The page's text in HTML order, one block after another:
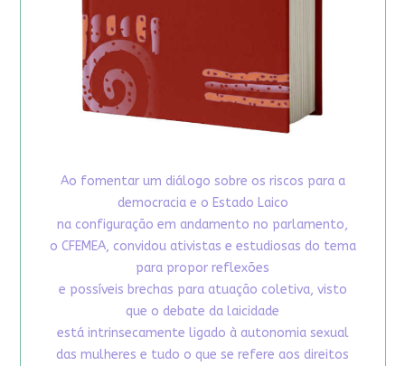
Ao fomentar um diálogo sobre os riscos para a
democracia e o Estado Laico
na configuração em andamento no parlamento,
o CFEMEA, convidou ativistas e estudiosas do tema
para propor reflexões
e possíveis brechas para atuação coletiva, visto
que o debate da laicidade
está intrinsecamente ligado à autonomia sexual
das mulheres e tudo o que se refere aos direitos